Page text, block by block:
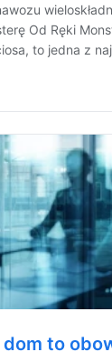
Od Ręki
to jedna z
to